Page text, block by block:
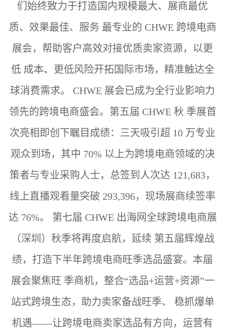
们始终致力于打造国内规模最大、展商最优
质、效果最佳、服务 最专业的 CHWE 跨境电商
展会，帮助客户高效对接优质卖家资源，以更
低 成本、更低风险开拓国际市场，精准触达全
球消费需求。 CHWE 展会已成为全行业影响力
领先的跨境电商盛会。第五届 CHWE 秋 季展首
次亮相即创下瞩目成绩：三天吸引超 10 万专业
观众到场，其中 70% 以上为跨境电商领域的决
策者与专业采购人士，总签到人次达 121,683，
线上直播观看量突破 293,396，现场展商续签率
达 76%。 第七届 CHWE 出海网全球跨境电商展
（深圳）秋季将再度启航，延续 第五届辉煌战
绩，打造下半年跨境电商旺季选品盛宴。本届
展会聚焦旺 季商机，整合“选品+运营+资源”一
站式跨境生态，助力卖家备战旺季、 稳抓爆单
机遇——让跨境电商卖家选品有方向，运营有